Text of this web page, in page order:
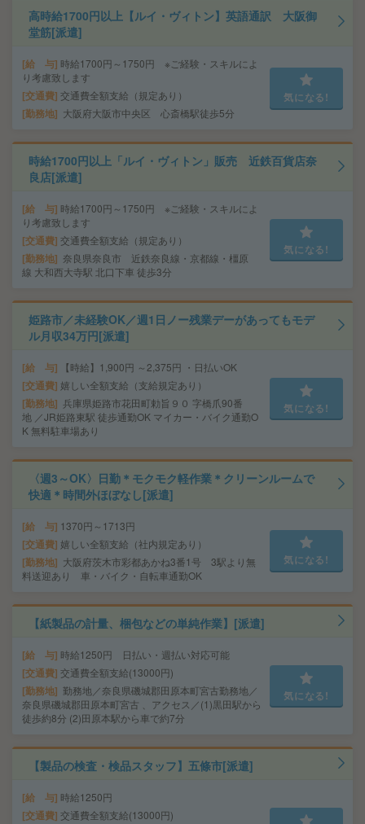
高時給1700円以上【ルイ・ヴィトン】英語通訳 大阪御
堂筋[派遣]
給 与 時給1700円～1750円 ※ご経験・スキルによ
り考慮致します
交通費 交通費全額支給（規定あり）
勤務地 大阪府大阪市中央区 心斎橋駅徒歩5分
気になる!
時給1700円以上「ルイ・ヴィトン」販売 近鉄百貨店奈
良店[派遣]
給 与 時給1700円～1750円 ※ご経験・スキルによ
り考慮致します
交通費 交通費全額支給（規定あり）
勤務地
奈良県奈良市 近鉄奈良線・京都線・橿原
線 大和西大寺駅 北口下車 徒歩3分
気になる!
姫路市／未経験OK／週1日ノー残業デーがあってもモデ
ル月収34万円[派遣]
給 与 【時給】1,900円 ～2,375円 ・日払いOK
交通費 嬉しい全額支給（支給規定あり）
勤務地 兵庫県姫路市花田町勅旨９０ 字橋爪90番
地 ／JR姫路東駅 徒歩通勤OK マイカー・バイク通勤O
K 無料駐車場あり
気になる!
〈週3～OK〉日勤＊モクモク軽作業＊クリーンルームで
快適＊時間外ほぼなし[派遣]
給 与 1370円～1713円
交通費 嬉しい全額支給（社内規定あり）
勤務地
大阪府茨木市彩都あかね3番1号 3駅より無
料送迎あり 車・バイク・自転車通勤OK
気になる!
【紙製品の計量、梱包などの単純作業】[派遣]
給 与 時給1250円 日払い・週払い対応可能
交通費 交通費全額支給(13000円)
勤務地 勤務地／奈良県磯城郡田原本町宮古勤務地／
奈良県磯城郡田原本町宮古 、アクセス／(1)黒田駅から
徒歩約8分 (2)田原本駅から車で約7分
気になる!
【製品の検査・検品スタッフ】五條市[派遣]
給 与 時給1250円
交通費 交通費全額支給(13000円)